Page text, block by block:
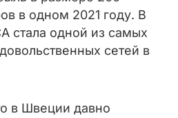
в одном 2021 году. В
стала одной из самых
сетей в
в Швеции давно